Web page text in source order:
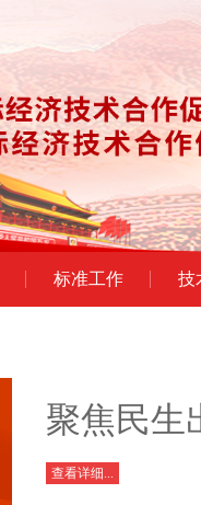
标准工作 技
聚焦民生
查看详细...